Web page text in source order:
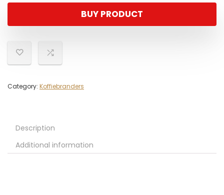
BUY PRODUCT
Category: Koffiebranders
Description
Additional information